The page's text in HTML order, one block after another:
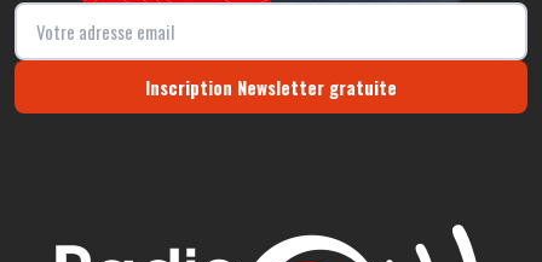
Inscription Newsletter gratuite